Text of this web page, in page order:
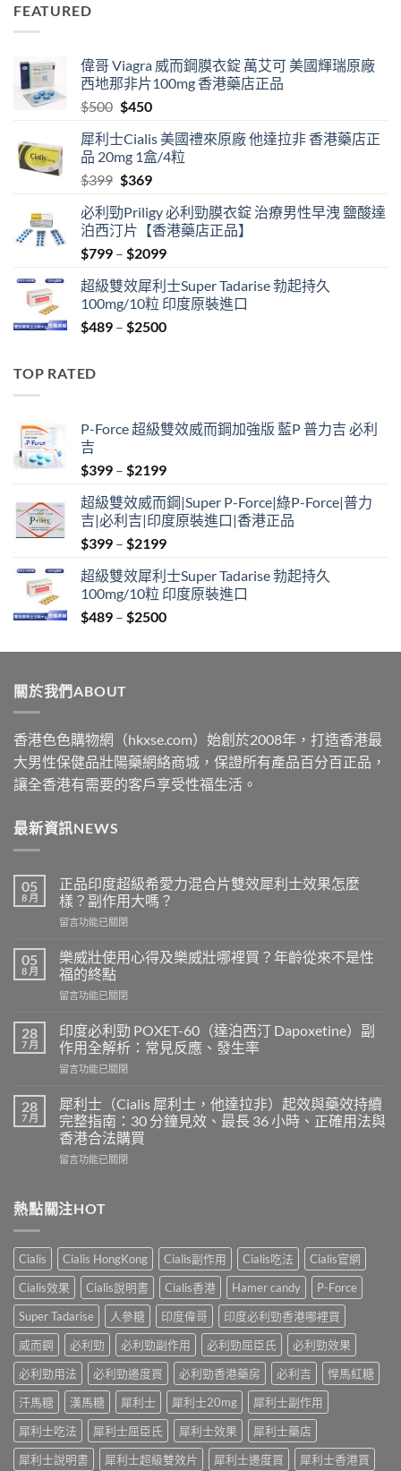
FEATURED
偉哥 Viagra 威而鋼膜衣錠 萬艾可 美國輝瑞原廠
西地那非片100mg 香港藥店正品
$500 Original
was:
$500.
$450Current
is:
$450.
犀利士Cialis 美國禮來原廠 他達拉非 香港藥店正
品 20mg 1盒/4粒
$399 Original
was:
$399.
$369Current
is:
$369.
必利勁Priligy 必利勁膜衣錠 治療男性早洩 鹽酸達
泊西汀片【香港藥店正品】
$799 – $2099Price
$799
through
$2099
超級雙效犀利士Super Tadarise 勃起持久
100mg/10粒 印度原裝進口
$489 – $2500Price
TOP RATED
P-Force 超級雙效威而鋼加強版 藍P 普力吉 必利
吉
$399 – $2199Price
$399
through
$2199
超級雙效威而鋼|Super P-Force|綠P-Force|普力
吉|必利吉|印度原裝進口|香港正品
$399 – $2199Price
$399
through
$2199
超級雙效犀利士Super Tadarise 勃起持久
100mg/10粒 印度原裝進口
$489 – $2500Price
$489
關於我們ABOUT
香港色色購物網（hkxse.com）始創於2008年，打造香港最
大男性保健品壯陽藥網絡商城，保證所有產品百分百正品，
讓全香港有需要的客戶享受性福生活。
最新資訊NEWS
05
8 月
正品印度超級希愛力混合片雙效犀利士效果怎麼
樣？副作用大嗎？
在
品
印
度
超
希
愛
力
混
片
雙
效
犀
利
果
樣？
副
作
用
大
嗎？〉
留言功能已關閉
05
8 月
樂威壯使用心得及樂威壯哪裡買？年齡從來不是性
福的終點
在
威
壯
使
用
得
及
樂
威
壯
買？
從
來
不
是
性
福
終
點〉
中
留言功能已關閉
28
7 月
印度必利勁 POXET-60（達泊西汀 Dapoxetine）副
作用全解析：常見反應、發生率
在
度
必
利
勁
POXET-
西
汀
副
作
用
全
解
析：
見
反
應、
生
率〉
中
留言功能已關閉
28
7 月
犀利士（Cialis 犀利士，他達拉非）起效與藥效持續
完整指南：30 分鐘見效、最長 36 小時、正確用法與
香港合法購買
在
士
（Cialis
利
士，
他
達
拉
非）
效
與
藥
持
續
完
整
留言功能已關閉
熱點關注HOT
Cialis Cialis HongKong Cialis副作用 Cialis吃法
Cialis官網
Cialis效果
Cialis說明書 Cialis香港 Hamer candy
P-Force
Super Tadarise
人參糖 印度偉哥
印度必利勁香港哪裡買
威而鋼
必利勁 必利勁副作用 必利勁屈臣氏
必利勁效果
必利勁用法
必利勁邊度買 必利勁香港藥房 必利吉
悍馬紅糖
汗馬糖
漢馬糖 犀利士 犀利士20mg
犀利士副作用
犀利士吃法
犀利士屈臣氏 犀利士效果
犀利士藥店
犀利士說明書
犀利士超級雙效片 犀利士邊度買 犀利士香港買